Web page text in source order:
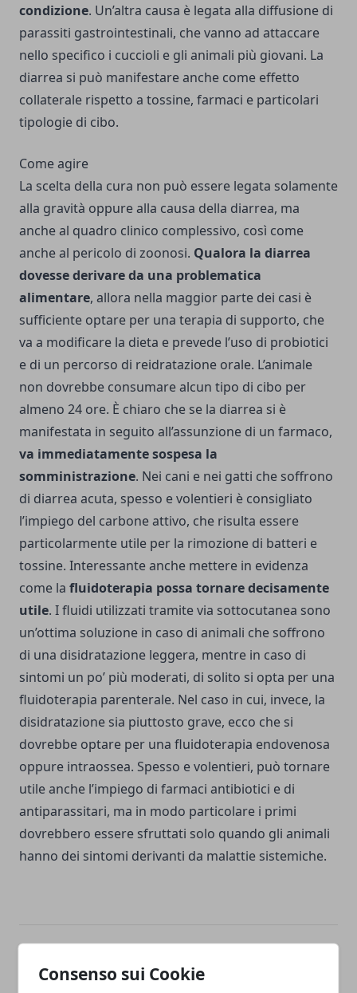
Consenso sui Cookie
condizione. Un’altra causa è legata alla diffusione di
parassiti gastrointestinali, che vanno ad attaccare
nello specifico i cuccioli e gli animali più giovani. La
diarrea si può manifestare anche come effetto
collaterale rispetto a tossine, farmaci e particolari
tipologie di cibo.
Come agire
La scelta della cura non può essere legata solamente
alla gravità oppure alla causa della diarrea, ma
anche al quadro clinico complessivo, così come
anche al pericolo di zoonosi. Qualora la diarrea
dovesse derivare da una problematica
alimentare, allora nella maggior parte dei casi è
sufficiente optare per una terapia di supporto, che
va a modificare la dieta e prevede l’uso di probiotici
e di un percorso di reidratazione orale. L’animale
non dovrebbe consumare alcun tipo di cibo per
almeno 24 ore. È chiaro che se la diarrea si è
manifestata in seguito all’assunzione di un farmaco,
va immediatamente sospesa la
somministrazione. Nei cani e nei gatti che soffrono
di diarrea acuta, spesso e volentieri è consigliato
l’impiego del carbone attivo, che risulta essere
particolarmente utile per la rimozione di batteri e
tossine. Interessante anche mettere in evidenza
come la fluidoterapia possa tornare decisamente
utile. I fluidi utilizzati tramite via sottocutanea sono
un’ottima soluzione in caso di animali che soffrono
di una disidratazione leggera, mentre in caso di
sintomi un po’ più moderati, di solito si opta per una
fluidoterapia parenterale. Nel caso in cui, invece, la
disidratazione sia piuttosto grave, ecco che si
dovrebbe optare per una fluidoterapia endovenosa
oppure intraossea. Spesso e volentieri, può tornare
utile anche l’impiego di farmaci antibiotici e di
antiparassitari, ma in modo particolare i primi
dovrebbero essere sfruttati solo quando gli animali
hanno dei sintomi derivanti da malattie sistemiche.